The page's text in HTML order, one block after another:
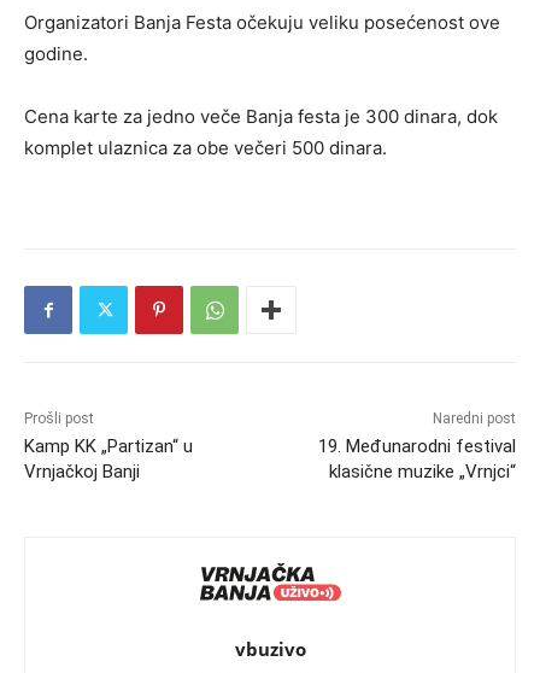
Organizatori Banja Festa očekuju veliku posećenost ove
godine.
Cena karte za jedno veče Banja festa je 300 dinara, dok
komplet ulaznica za obe večeri 500 dinara.
Prošli post
Kamp KK „Partizan“ u
Vrnjačkoj Banji
Naredni post
19. Međunarodni festival
klasične muzike „Vrnjci“
vbuzivo